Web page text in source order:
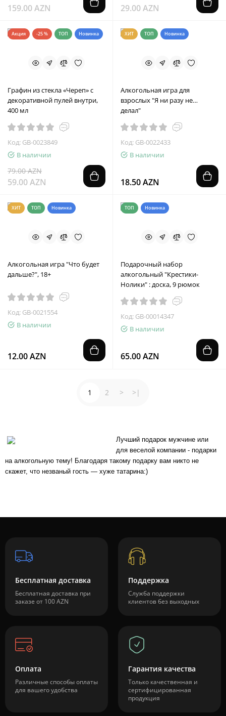
159.00 AZN 29.00 AZN
Акция -25 % ТОП Новинка
Графин из стекла «Череп» с
декоративной пулей внутри,
400 мл
Код: GB-0023849
В наличии
79.00 AZN
59.00 AZN
ХИТ ТОП Новинка
Алкогольная игра для
взрослых "Я ни разу не…
делал"
Код: GB-0022433
В наличии
18.50 AZN
ХИТ ТОП Новинка
Алкогольная игра "Что будет
дальше?", 18+
Код: GB-0021554
В наличии
12.00 AZN
ТОП Новинка
Подарочный набор
алкогольный "Крестики-
Нолики" : доска, 9 рюмок
Код: GB-00014347
В наличии
65.00 AZN
1 2 > >|
Лучший подарок мужчине или
для веселой компании - подарки
на алкогольную тему! Благодаря такому подарку вам никто не
скажет, что незваный гость — хуже татарина:)
Бесплатная доставка
Бесплатная доставка при
заказе от 100 AZN
Поддержка
Служба поддержки
клиентов без выходных
Оплата
Различные способы оплаты
для вашего удобства
Гарантия качества
Только качественная и
сертифицированная
продукция